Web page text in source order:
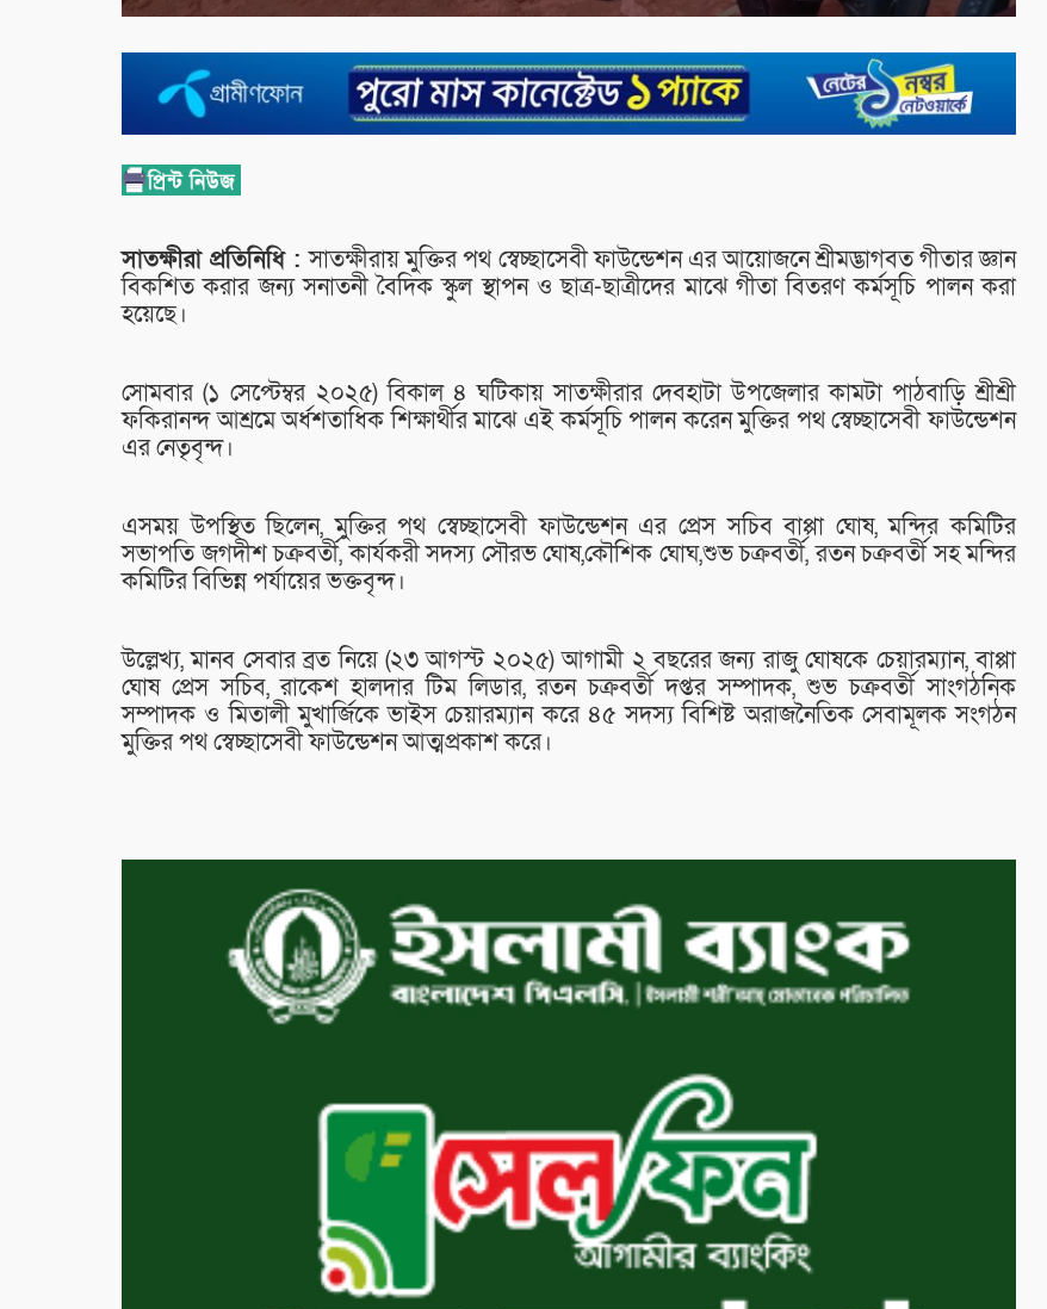
সাতক্ষীরা প্রতিনিধি :সাতক্ষীরায় মুক্তির পথ স্বেচ্ছাসেবী ফাউন্ডেশন এর আয়োজনে শ্রীমদ্ভাগবত গীতার জ্ঞান
বিকশিত করার জন্য সনাতনী বৈদিক স্কুল স্থাপন ও ছাত্র-ছাত্রীদের মাঝে গীতা বিতরণ কর্মসূচি পালন করা
হয়েছে।
সোমবার (১ সেপ্টেম্বর ২০২৫) বিকাল ৪ ঘটিকায় সাতক্ষীরার দেবহাটা উপজেলার কামটা পাঠবাড়ি শ্রীশ্রী
ফকিরানন্দ আশ্রমে অর্ধশতাধিক শিক্ষার্থীর মাঝে এই কর্মসূচি পালন করেন মুক্তির পথ স্বেচ্ছাসেবী ফাউন্ডেশন
এর নেতৃবৃন্দ।
এসময় উপস্থিত ছিলেন, মুক্তির পথ স্বেচ্ছাসেবী ফাউন্ডেশন এর প্রেস সচিব বাপ্পা ঘোষ, মন্দির কমিটির
সভাপতি জগদীশ চক্রবর্তী, কার্যকরী সদস্য সৌরভ ঘোষ,কৌশিক ঘোঘ,শুভ চক্রবর্তী, রতন চক্রবর্তী সহ মন্দির
কমিটির বিভিন্ন পর্যায়ের ভক্তবৃন্দ।
উল্লেখ্য, মানব সেবার ব্রত নিয়ে (২৩ আগস্ট ২০২৫) আগামী ২ বছরের জন্য রাজু ঘোষকে চেয়ারম্যান, বাপ্পা
ঘোষ প্রেস সচিব, রাকেশ হালদার টিম লিডার, রতন চক্রবর্তী দপ্তর সম্পাদক, শুভ চক্রবর্তী সাংগঠনিক
সম্পাদক ও মিতালী মুখার্জিকে ভাইস চেয়ারম্যান করে ৪৫ সদস্য বিশিষ্ট অরাজনৈতিক সেবামূলক সংগঠন
মুক্তির পথ স্বেচ্ছাসেবী ফাউন্ডেশন আত্মপ্রকাশ করে।